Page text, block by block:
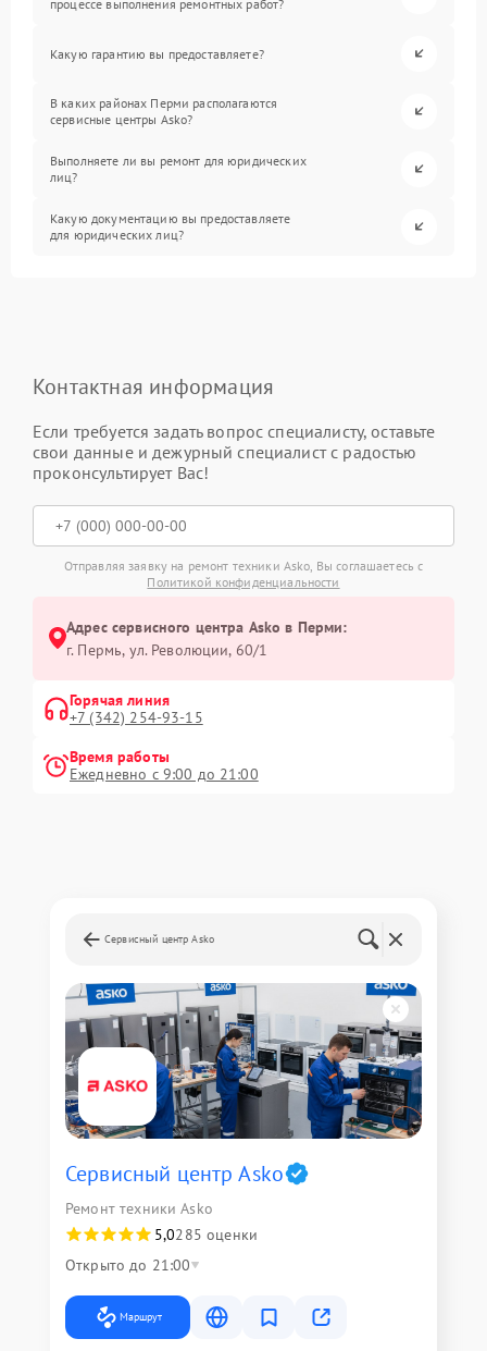
процессе выполнения ремонтных работ?
Какую гарантию вы предоставляете?
В каких районах Перми располагаются
сервисные центры Asko?
Выполняете ли вы ремонт для юридических
лиц?
Какую документацию вы предоставляете
для юридических лиц?
Контактная информация
Если требуется задать вопрос специалисту, оставьте
свои данные и дежурный специалист с радостью
проконсультирует Вас!
Отправляя заявку на ремонт техники Asko, Вы соглашаетесь с
Политикой конфиденциальности
Адрес сервисного центра Asko в Перми:
г. Пермь, ул. ​Революции, 60/1
Горячая линия
+7 (342) 254-93-15
Время работы
Ежедневно с 9:00 до 21:00
Сервисный центр Asko
Сервисный центр Asko
Ремонт техники Asko
5,0285 оценки
Открыто до 21:00
Маршрут